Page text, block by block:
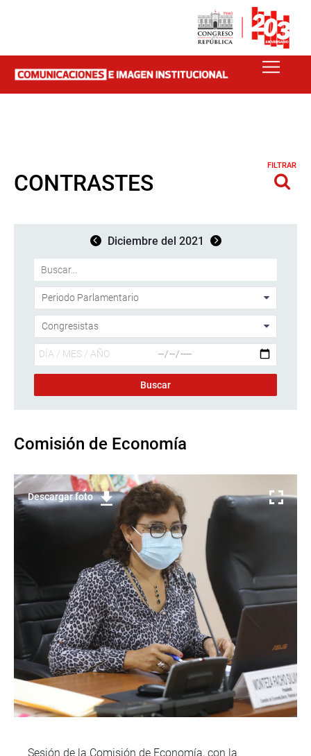
CONTRASTES
FILTRAR
Diciembre del 2021
Comisión de Economía
Descargar foto
Sesión de la Comisión de Economía, con la